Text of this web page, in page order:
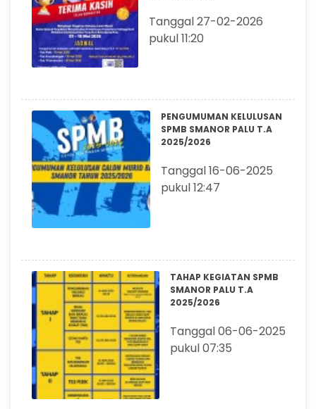
Tanggal 27-02-2026
pukul 11:20
PENGUMUMAN KELULUSAN
SPMB SMANOR PALU T.A
2025/2026
Tanggal 16-06-2025
pukul 12:47
TAHAP KEGIATAN SPMB
SMANOR PALU T.A
2025/2026
Tanggal 06-06-2025
pukul 07:35